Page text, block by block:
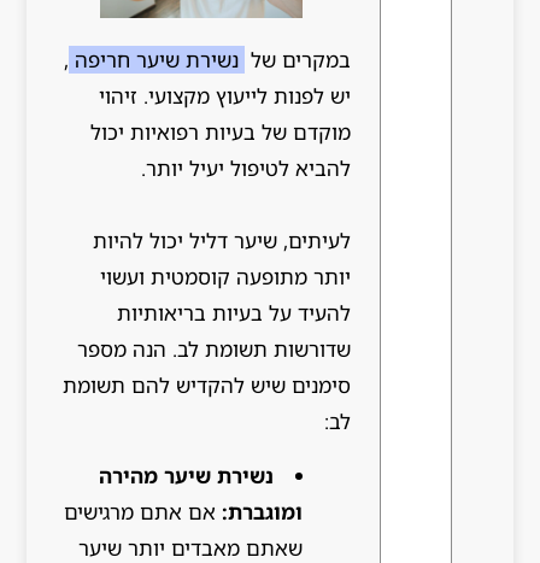
במקרים של נשירת שיער חריפה ,
יש לפנות לייעוץ מקצועי. זיהוי
מוקדם של בעיות רפואיות יכול
להביא לטיפול יעיל יותר.
לעיתים, שיער דליל יכול להיות
יותר מתופעה קוסמטית ועשוי
להעיד על בעיות בריאותיות
שדורשות תשומת לב. הנה מספר
סימנים שיש להקדיש להם תשומת
לב:
נשירת שיער מהירה
ומוגברת: אם אתם מרגישים
שאתם מאבדים יותר שיער